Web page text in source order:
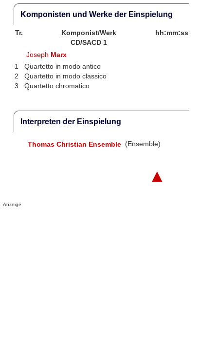
Komponisten und Werke der Einspielung
Tr. Komponist/Werk
hh:mm:ss
CD/SACD 1
Joseph Marx
1
Quartetto in modo antico
2
Quartetto in modo classico
3
Quartetto chromatico
Interpreten der Einspielung
Thomas Christian Ensemble (Ensemble)
▲
Anzeige